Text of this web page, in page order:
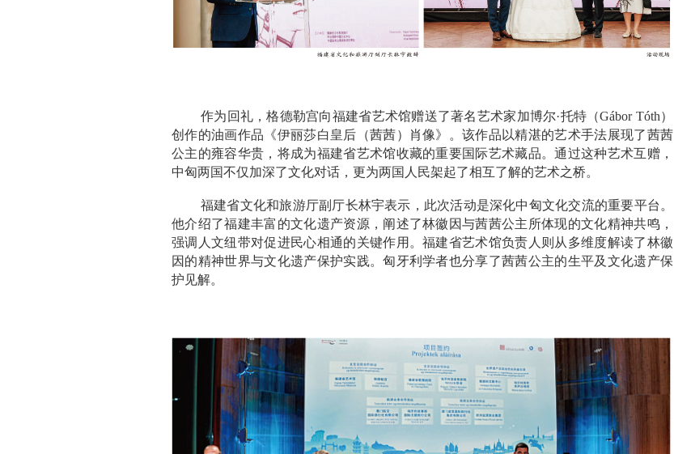
作为回礼，格德勒宫向福建省艺术馆赠送了著名艺术家加博尔·托特（Gábor Tóth）
创作的油画作品《伊丽莎白皇后（茜茜）肖像》。该作品以精湛的艺术手法展现了茜茜
公主的雍容华贵，将成为福建省艺术馆收藏的重要国际艺术藏品。通过这种艺术互赠，
中匈两国不仅加深了文化对话，更为两国人民架起了相互了解的艺术之桥。
福建省文化和旅游厅副厅长林宇表示，此次活动是深化中匈文化交流的重要平台。
他介绍了福建丰富的文化遗产资源，阐述了林徽因与茜茜公主所体现的文化精神共鸣，
强调人文纽带对促进民心相通的关键作用。福建省艺术馆负责人则从多维度解读了林徽
因的精神世界与文化遗产保护实践。匈牙利学者也分享了茜茜公主的生平及文化遗产保
护见解。